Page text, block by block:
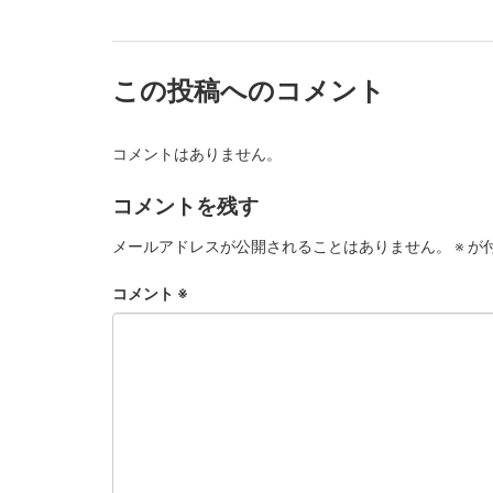
この投稿へのコメント
コメントはありません。
コメントを残す
メールアドレスが公開されることはありません。 ※ が
コメント ※